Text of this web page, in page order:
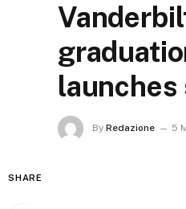
By Redazione 5
SHARE